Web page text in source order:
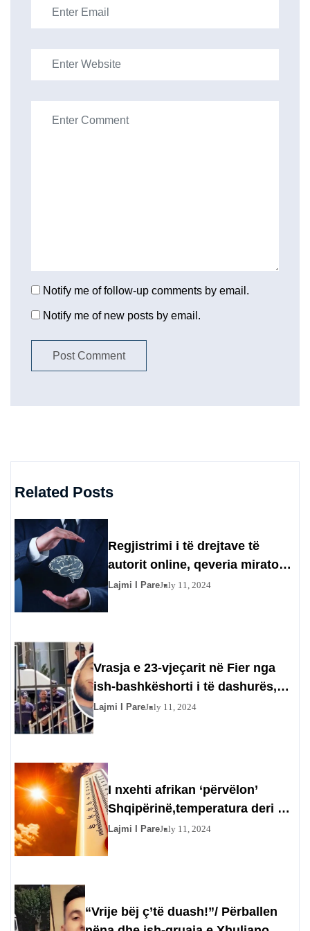
Notify me of follow-up comments by email.
Notify me of new posts by email.
Related Posts
Regjistrimi i të drejtave të
autorit online, qeveria miraton
procedurën që duhet të ndiqet
Lajmi I PareJuly 11, 2024
Vrasja e 23-vjeçarit në Fier nga
ish-bashkëshorti i të dashurës,
flet nëna e autorit për nënën e
Lajmi I PareJuly 11, 2024
I nxehti afrikan ‘përvëlon’
Shqipërinë,temperatura deri në
44 gradë ditën e nesërme
Lajmi I PareJuly 11, 2024
“Vrije bëj ç’të duash!”/ Përballen